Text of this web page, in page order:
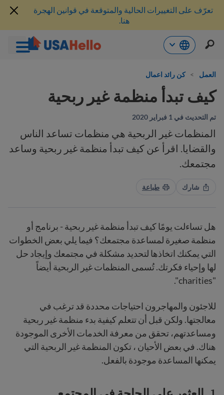
إلى
تعرّف على التغييرات الحالية والمتوقعة في قوانين الهجرة
هنا.
العمل > كن رائد اعمال
كيف تبدأ منظمة غير ربحية
تم التحديث في 1 فبراير 2020
المنظمات غير الربحية هي منظمات تساعد الناس
والقضايا. اقرأ عن كيف تبدأ منظمة غير ربحية وساعد
مجتمعك.
شارك طباعة
هل تساءلت يومًا كيف تبدأ منظمة غير ربحية - برنامج أو
منظمة صغيرة لمساعدة مجتمعك؟ فيما يلي بعض الخطوات
التي يمكنك اتخاذها لتحديد مشكلة في مجتمعك وإيجاد حل
لها وإحياء فكرتك. تُسمى المنظمات غير الربحية أيضاً
"charities".
للاجئون والمهاجرون احتياجات محددة قد ترغب في
معالجتها. ولكن قبل أن تتعلم كيفية بدء منظمة غير ربحية
ومساعدتهم، تحقق من معرفة الخدمات الأخرى الموجودة
هناك. في بعض الأحيان ، تكون المنظمة غير الربحية التي
يمكنها المساعدة موجودة بالفعل.